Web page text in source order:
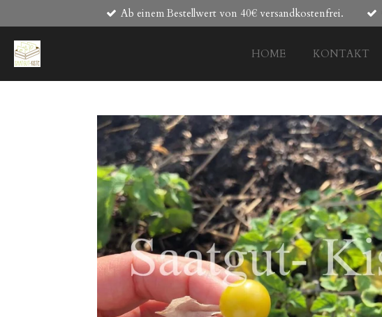
Hauptinhalt
springen
Ab einem Bestellwert von 40€ versandkostenfrei.
HOME KONTAKT